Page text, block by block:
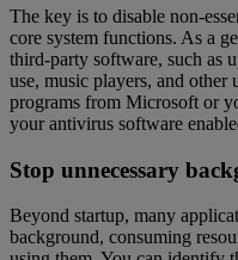
The key is to disable non-
core system functions. As a
third-party software, such as
use, music players, and
programs from Microsoft or
your antivirus software
Stop unnecessary
Beyond startup, many
background, consuming